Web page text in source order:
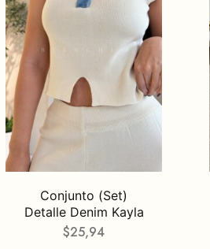
Conjunto (Set)
Detalle Denim Kayla
$25,94